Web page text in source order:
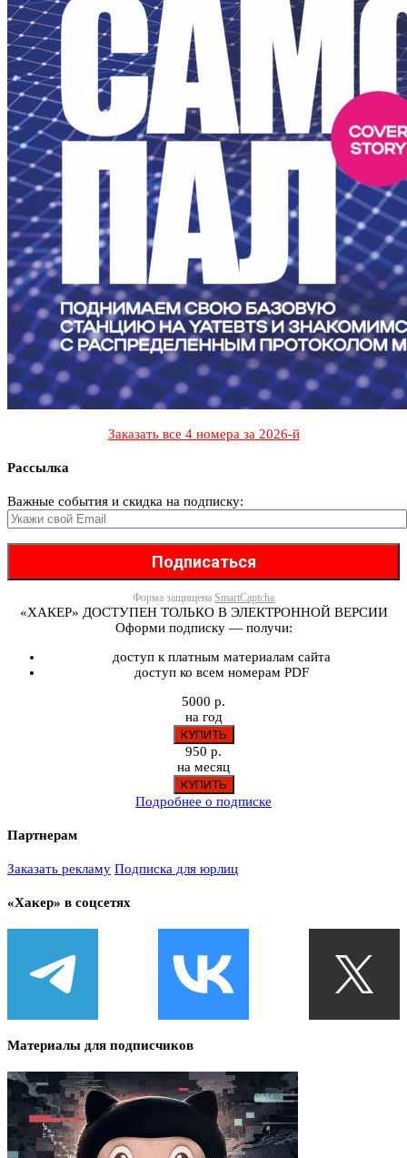
Заказать все 4 номера за 2026-й
Рассылка
Важные события и скидка на подписку:
Форма защищена SmartCaptcha
«ХАКЕР» ДОСТУПЕН ТОЛЬКО В ЭЛЕКТРОННОЙ ВЕРСИИ
Оформи подписку — получи:
доступ к платным материалам сайта
доступ ко всем номерам PDF
5000 р.
на год
950 р.
на месяц
Подробнее о подписке
Партнерам
Заказать рекламу Подписка для юрлиц
«Хакер» в соцсетях
Материалы для подписчиков